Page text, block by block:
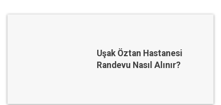
Uşak Öztan Hastanesi
Randevu Nasıl Alınır?